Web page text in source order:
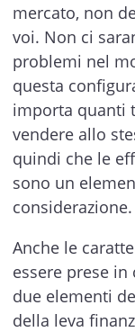
mercato, non
voi. Non ci
problemi nel
questa
importa quanti
vendere allo
quindi che le
sono un
considerazione.
Anche le
essere prese
due elementi
della leva